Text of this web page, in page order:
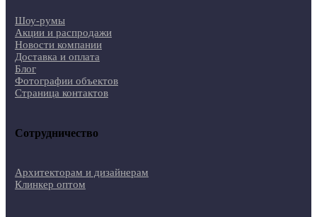
Шоу-румы
Акции и распродажи
Новости компании
Доставка и оплата
Блог
Фотографии объектов
Страница контактов
Сотрудничество
Архитекторам и дизайнерам
Клинкер оптом